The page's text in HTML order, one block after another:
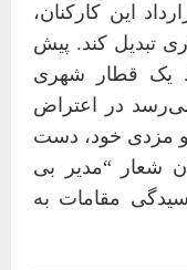
این کارکنان،
تبدیل کند. پیش
یک قطار شهری
آنها به ۲۵۰ نفر می‌رسد در اعتراض
مزدی‌ خود، دست
شعار “مدیر بی
مقامات به